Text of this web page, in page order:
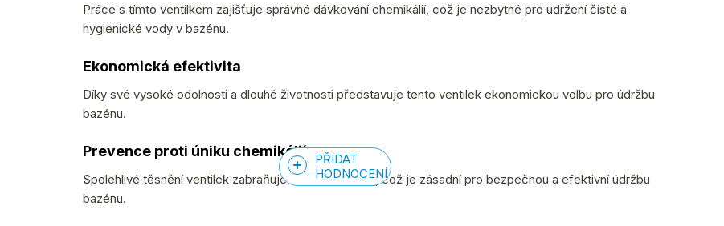
Práce s tímto ventilkem zajišťuje správné dávkování chemikálií, což je nezbytné pro udržení čisté a
hygienické vody v bazénu.
Ekonomická efektivita
Díky své vysoké odolnosti a dlouhé životnosti představuje tento ventilek ekonomickou volbu pro údržbu
bazénu.
Prevence proti úniku chemikálií
Spolehlivé těsnění ventilek zabraňuje úniku chemikálií, což je zásadní pro bezpečnou a efektivní údržbu
bazénu.
PŘIDAT
HODNOCENÍ